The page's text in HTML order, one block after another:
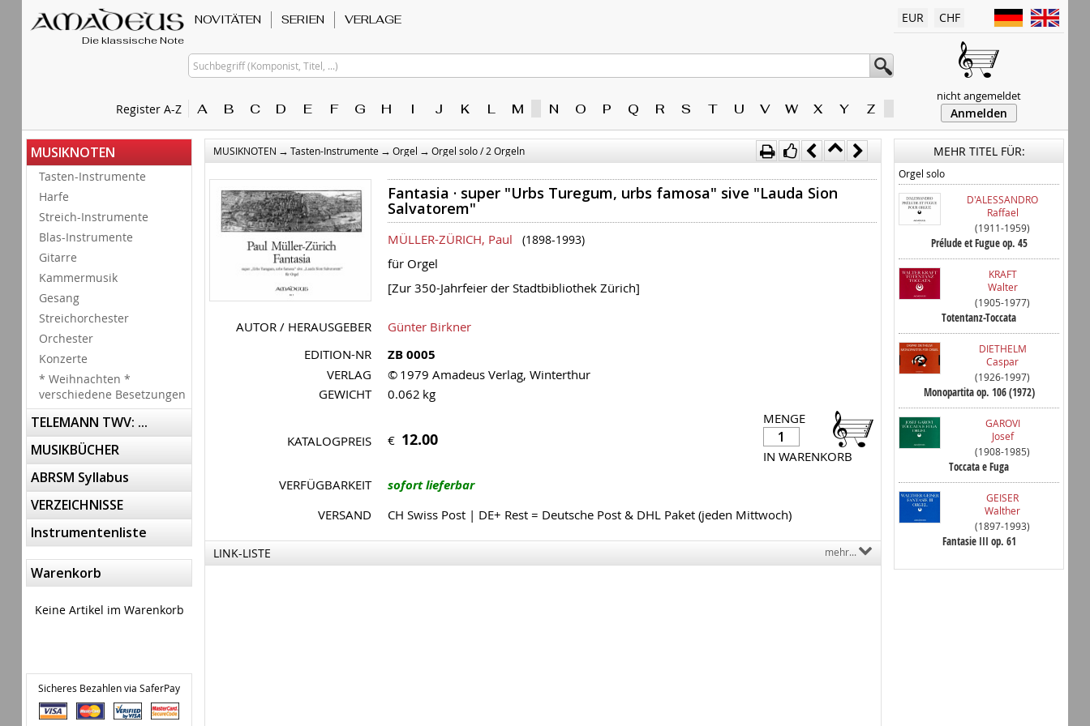
Die klassische Note
Register A-Z
NOVITÄTEN SERIEN VERLAGE
Suchbegriff (Komponist, Titel, ...)
A B C D E F G H I J K L M N O P Q R S T U V W X Y Z
EUR CHF
nicht angemeldet
Anmelden
MUSIKNOTEN
Tasten-Instrumente
Harfe
Streich-Instrumente
Blas-Instrumente
Gitarre
Kammermusik
Gesang
Streichorchester
Orchester
Konzerte
* Weihnachten *
verschiedene Besetzungen
TELEMANN TWV: ...
MUSIKBÜCHER
ABRSM Syllabus
VERZEICHNISSE
Instrumentenliste
Warenkorb
Keine Artikel im Warenkorb
Sicheres Bezahlen via SaferPay
MUSIKNOTEN → Tasten-Instrumente → Orgel → Orgel solo / 2 Orgeln
Fantasia · super "Urbs Turegum, urbs famosa" sive "Lauda Sion
Salvatorem"
MÜLLER-ZÜRICH, Paul (1898-1993)
für Orgel
[Zur 350-Jahrfeier der Stadtbibliothek Zürich]
AUTOR / HERAUSGEBER
Günter Birkner
EDITION-NR
ZB 0005
VERLAG
© 1979 Amadeus Verlag, Winterthur
GEWICHT
0.062 kg
MENGE
IN WARENKORB
KATALOGPREIS € 12.00
VERFÜGBARKEIT sofort lieferbar
VERSAND CH Swiss Post | DE+ Rest = Deutsche Post & DHL Paket (jeden Mittwoch)
LINK-LISTE mehr...
MEHR TITEL FÜR:
Orgel solo
D'ALESSANDRO
Raffael
(1911-1959)
Prélude et Fugue op. 45
KRAFT
Walter
(1905-1977)
Totentanz-Toccata
DIETHELM
Caspar
(1926-1997)
Monopartita op. 106 (1972)
GAROVI
Josef
(1908-1985)
Toccata e Fuga
GEISER
Walther
(1897-1993)
Fantasie III op. 61